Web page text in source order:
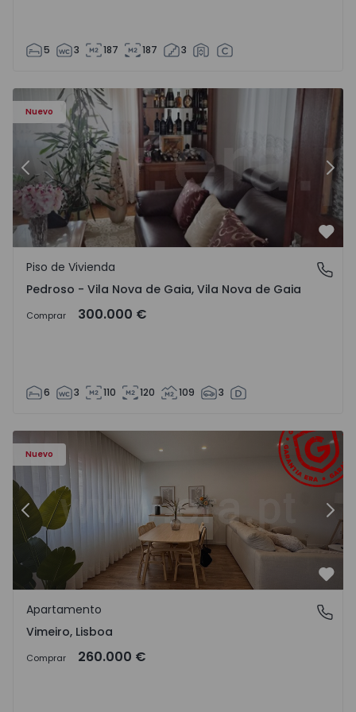
5 3 187 187 3
Nuevo
- 1575635 - 12
Piso de Vivienda T6 Vila Nova de Gaia, Pedroso e
Anterior
Pedroso - Vila Nova de Gaia, Vila Nova de Gaia
Piso de Vivienda
Pedroso - Vila Nova de Gaia, Vila Nova de Gaia
Comprar 300.000 €
6 3 110 120 109 3
Nuevo
Apartamento T1 Lourinhã, Vimeiro - 1575406 - 1
Anterior
Vimeiro, Lisboa
Apartamento
Vimeiro, Lisboa
Comprar 260.000 €